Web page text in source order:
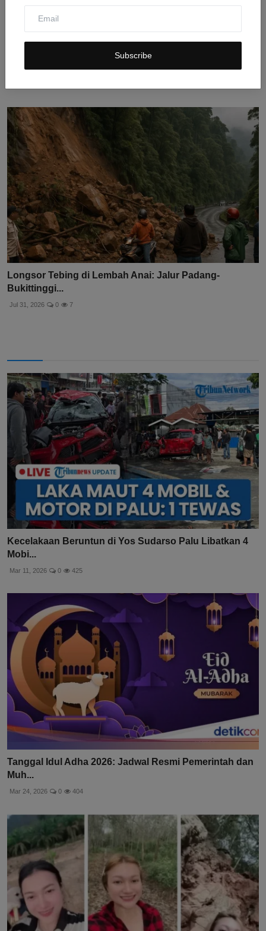
Subscribe
Jalan Sukamukti Bojongmangu Longsor Berbulan-
bulan, War...
Longsor Tebing di Lembah Anai: Jalur Padang-
Bukittinggi...
Jul 31, 2026 0 7
Kecelakaan Beruntun di Yos Sudarso Palu Libatkan 4
Mobi...
Mar 11, 2026 0 425
Tanggal Idul Adha 2026: Jadwal Resmi Pemerintah dan
Muh...
Mar 24, 2026 0 404